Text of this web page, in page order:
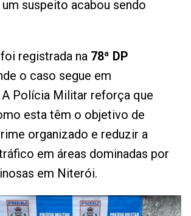
suspeito acabou sendo
registrada na 78ª DP
o caso segue em
Polícia Militar reforça que
esta têm o objetivo de
organizado e reduzir a
em áreas dominadas por
em Niterói.